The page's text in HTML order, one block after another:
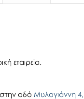
εταιρεία.
οδό Μυλογιάννη